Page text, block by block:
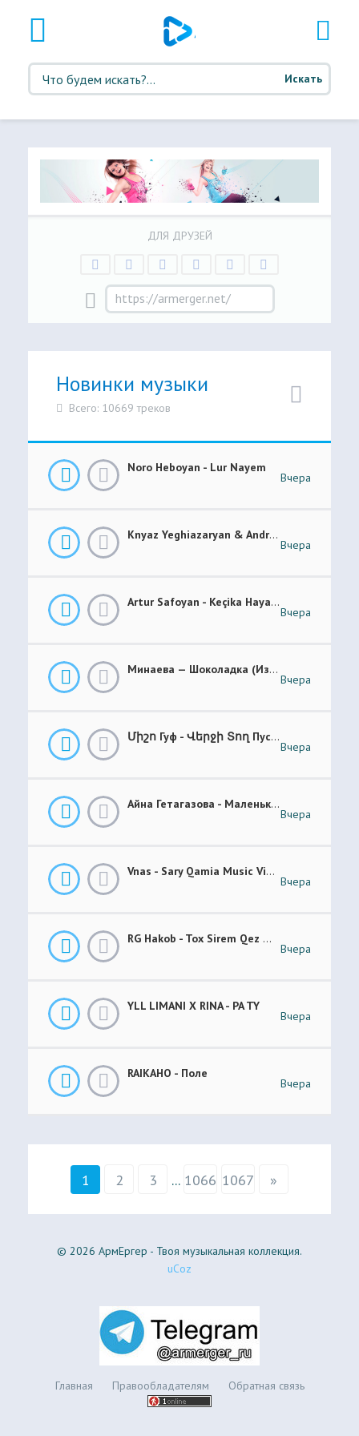
Искать
ДЛЯ ДРУЗЕЙ
Новинки музыки
Всего: 10669 треков
Noro Heboyan - Lur Nayem
Вчера
Knyaz Yeghiazaryan & Andranik Sirakanyan - Arevi Pes New 2026
Вчера
Artur Safoyan - Keçika Hayastanê
Вчера
Минаева — Шоколадка (Из Шоу Соль.Легенда)
Вчера
Միշո Гуф - Վերջի Տող Пусто _ Prod. NAYOGE
Вчера
Айна Гетагазова - Маленькая Ладонь
Вчера
Vnas - Sary Qamia Music Video Վնաս - Սառը Քամիա
Вчера
RG Hakob - Tox Sirem Qez Թող Սիրեմ Քեզ
Вчера
YLL LIMANI X RINA - PA TY
Вчера
RAIKAHO - Поле
Вчера
1 2 3 ... 1066 1067 »
© 2026 АрмЕргер - Твоя музыкальная коллекция.
uCoz
Главная Правообладателям Обратная связь